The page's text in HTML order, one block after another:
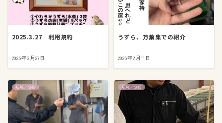
2025.3.27 利用規約
2025年3月27日
うずら、万葉集での紹介
2025年2月11日
広報／SNS 広報／SNS